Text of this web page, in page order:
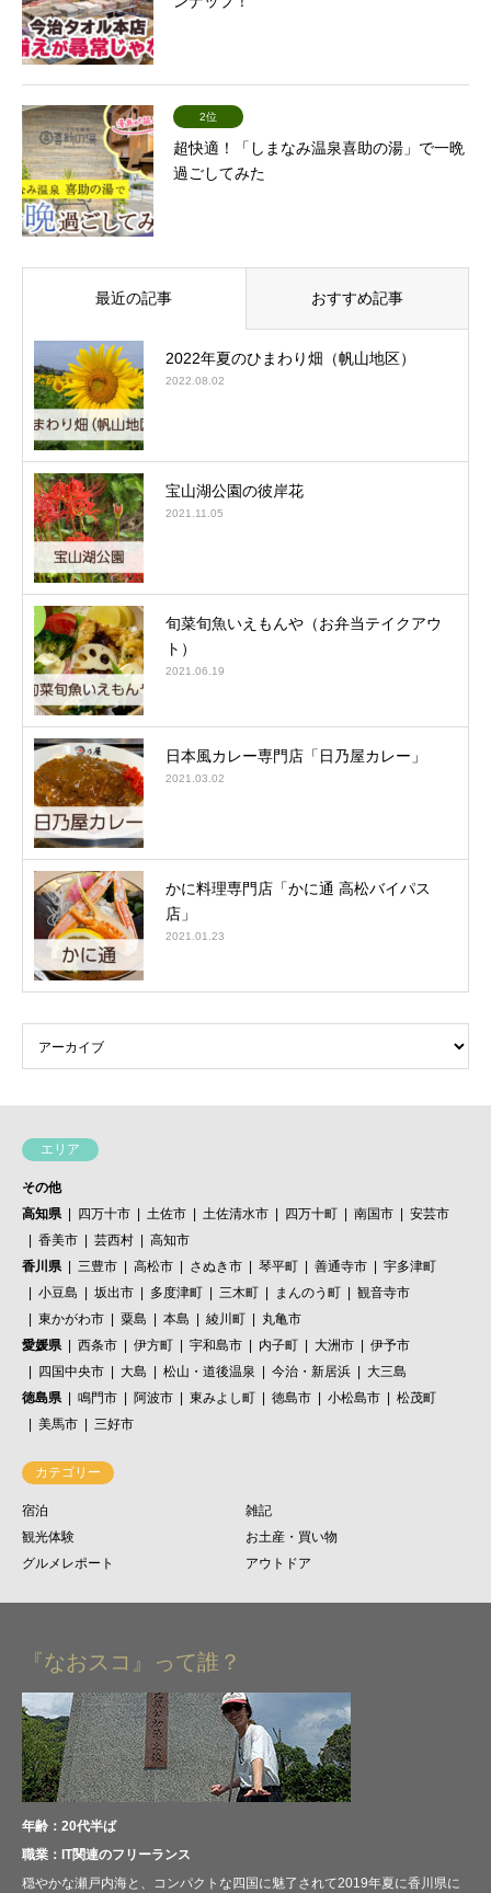
2位
超快適！「しまなみ温泉喜助の湯」で一晩
過ごしてみた
最近の記事 おすすめ記事
2022年夏のひまわり畑（帆山地区）
2022.08.02
宝山湖公園の彼岸花
2021.11.05
旬菜旬魚いえもんや（お弁当テイクアウ
ト）
2021.06.19
日本風カレー専門店「日乃屋カレー」
2021.03.02
かに料理専門店「かに通 高松バイパス
店」
2021.01.23
エリア
その他
高知県
四万十市 土佐市 土佐清水市 四万十町 南国市
安芸市
香美市
芸西村
高知市
香川県
三豊市 高松市 さぬき市 琴平町 善通寺市
宇多津町
小豆島
坂出市 多度津町 三木町 まんのう町
観音寺市
東かがわ市
粟島 本島 綾川町
丸亀市
愛媛県
西条市 伊方町 宇和島市 内子町 大洲市
伊予市
四国中央市
大島 松山・道後温泉 今治・新居浜
大三島
徳島県
鳴門市 阿波市 東みよし町 徳島市 小松島市
松茂町
美馬市
三好市
カテゴリー
宿泊
雑記
観光体験
お土産・買い物
グルメレポート
アウトドア
『なおスコ』って誰？
年齢：20代半ば
職業：IT関連のフリーランス
穏やかな瀬戸内海と、コンパクトな四国に魅了されて2019年夏に香川県に